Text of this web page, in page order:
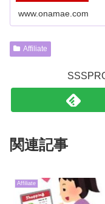
www.onamae.com
Affiliate
関連記事
Affiliate